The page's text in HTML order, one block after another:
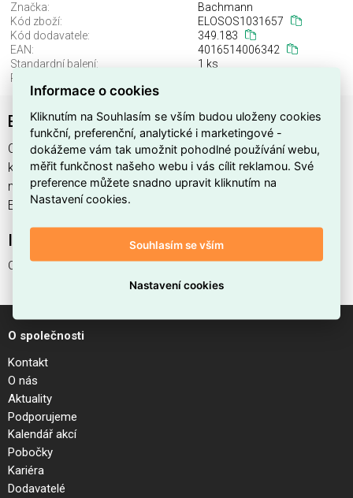
Značka:
Bachmann
Kód zboží:
ELOSOS1031657
Kód dodavatele:
349.183
EAN:
4016514006342
Standardní balení:
1 ks
Recyklační poplatek:
Bachman 349.183 CEE-Adaptor
CEE-Adapter , výrobce Bachmann, EAN 4016514006342,
kód dodavatele 349.183. Bachman 349.183 CEE-Adaptor
nabízíme od 1 ks. Kód EMAS CEE-Adapter je
ELOSOS1031657.
Interní název produktu
CEE-Adapter
O společnosti
Kontakt
O nás
Aktuality
Podporujeme
Kalendář akcí
Pobočky
Kariéra
Dodavatelé
Informace o cookies
Kliknutím na Souhlasím se vším budou uloženy cookies
funkční, preferenční, analytické i marketingové -
dokážeme vám tak umožnit pohodlné používání webu,
měřit funkčnost našeho webu i vás cílit reklamou. Své
preference můžete snadno upravit kliknutím na
Nastavení cookies.
Souhlasím se vším
Nastavení cookies